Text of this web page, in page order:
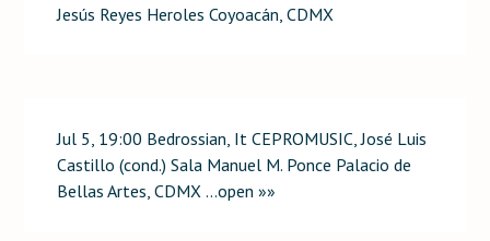
Jesús Reyes Heroles Coyoacán, CDMX
Jul 5, 19:00 Bedrossian, It CEPROMUSIC, José Luis
Castillo (cond.) Sala Manuel M. Ponce Palacio de
Bellas Artes, CDMX …open »»